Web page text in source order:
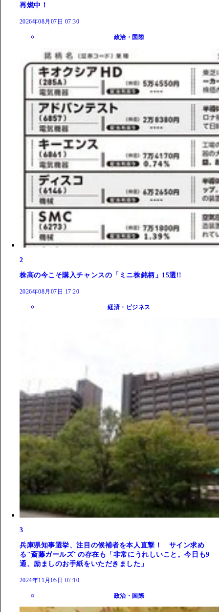
再燃中！
2026年08月07日 07:30
政治・国際
2
株高の今こそ購入チャンスの「ミニ株銘柄」15選!!
2026年08月07日 17:20
経済・ビジネス
3
兵庫県知事選挙、注目の候補者を本人直撃！ サイン求め
る"斎藤ガールズ"の存在も「非常にうれしいこと。今日も9
通、励ましのお手紙をいただきました」
2024年11月05日 07:10
政治・国際